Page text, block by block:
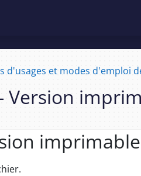
d'usages et modes d'emploi
Version
imprimable